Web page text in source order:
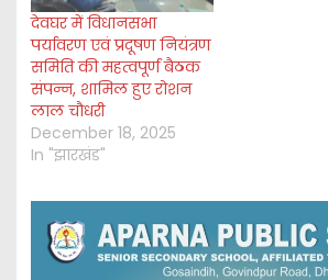
देवघर में विधानसभा
पर्यावरण एवं प्रदूषण नियंत्रण
समिति की महत्वपूर्ण बैठक
संपन्न, शामिल हुए रोशन
लाल चौधरी
December 18, 2025
In "झारखंड"